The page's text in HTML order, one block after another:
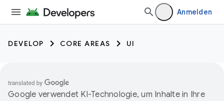
Anmelden
DEVELOP CORE AREAS UI
Google verwendet KI-Technologie, um Inhalte in Ihre